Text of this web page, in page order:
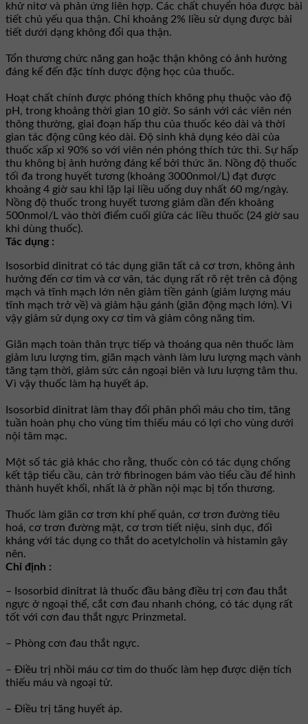
khử nitơ và phản ứng liên hợp. Các chất chuyển hóa được bài
tiết chủ yếu qua thận. Chỉ khoảng 2% liều sử dụng được bài
tiết dưới dạng không đổi qua thận.
Tổn thương chức năng gan hoặc thận không có ảnh hưởng
đáng kể đến đặc tính dược động học của thuốc.
Hoạt chất chính được phóng thích không phụ thuộc vào độ
pH, trong khoảng thời gian 10 giờ. So sánh với các viên nén
thông thường, giai đoạn hấp thu của thuốc kéo dài và thời
gian tác động cũng kéo dài. Ðộ sinh khả dụng kéo dài của
thuốc xấp xỉ 90% so với viên nén phóng thích tức thì. Sự hấp
thu không bị ảnh hưởng đáng kể bởi thức ăn. Nồng độ thuốc
tối đa trong huyết tương (khoảng 3000nmol/L) đạt được
khoảng 4 giờ sau khi lặp lại liều uống duy nhất 60 mg/ngày.
Nồng độ thuốc trong huyết tương giảm dần đến khoảng
500nmol/L vào thời điểm cuối giữa các liều thuốc (24 giờ sau
khi dùng thuốc).
Tác dụng :
Isosorbid dinitrat có tác dụng giãn tất cả cơ trơn, không ảnh
hưởng đến cơ tim và cơ vân, tác dụng rất rõ rệt trên cả động
mạch và tĩnh mạch lớn nên giảm tiền gánh (giảm lượng máu
tĩnh mạch trở về) và giảm hậu gánh (giãn động mạch lớn). Vì
vậy giảm sử dụng oxy cơ tim và giảm công năng tim.
Giãn mạch toàn thân trực tiếp và thoáng qua nên thuốc làm
giảm lưu lượng tim, giãn mạch vành làm lưu lượng mạch vành
tăng tạm thời, giảm sức cản ngoại biên và lưu lượng tâm thu.
Vì vậy thuốc làm hạ huyết áp.
Isosorbid dinitrat làm thay đổi phân phối máu cho tim, tăng
tuần hoàn phụ cho vùng tim thiếu máu có lợi cho vùng dưới
nội tâm mạc.
Một số tác giả khác cho rằng, thuốc còn có tác dụng chống
kết tập tiểu cầu, cản trở fibrinogen bám vào tiểu cầu để hình
thành huyết khối, nhất là ở phần nội mạc bị tổn thương.
Thuốc làm giãn cơ trơn khí phế quản, cơ trơn đường tiêu
hoá, cơ trơn đường mật, cơ trơn tiết niệu, sinh dục, đối
kháng với tác dụng co thắt do acetylcholin và histamin gây
nên.
Chỉ định :
– Isosorbid dinitrat là thuốc đầu bảng điều trị cơn đau thắt
ngực ở ngoại thể, cắt cơn đau nhanh chóng, có tác dụng rất
tốt với cơn đau thắt ngực Prinzmetal.
– Phòng cơn đau thắt ngực.
– Điều trị nhồi máu cơ tim do thuốc làm hẹp được diện tích
thiếu máu và ngoại tử.
– Điều trị tăng huyết áp.